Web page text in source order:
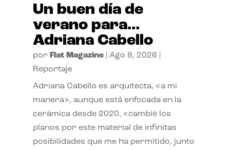
Un buen día de
verano para…
Adriana Cabello
por Flat Magazine| Ago 8, 2026
Reportaje
Adriana Cabello es arquitecta, «a mi
manera», aunque está enfocada en la
cerámica desde 2020, «cambié los
planos por este material de infinitas
posibilidades que me ha permitido, junto